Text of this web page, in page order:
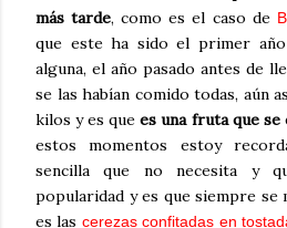
más tarde, como es el caso de
que este ha sido el primer
alguna, el año pasado antes de
se las habían comido todas, aún
kilos y es quees una fruta que se
estos momentos estoy
sencilla que no necesita y
popularidad y es que siempre se
es las cerezas confitadas en